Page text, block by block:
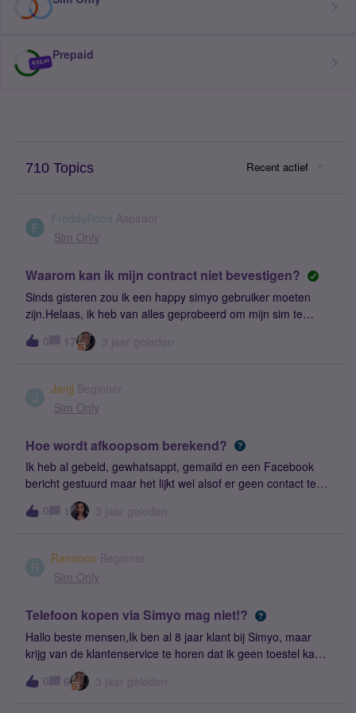
Prepaid
710 Topics Recent actief
F
FreddyRoos Aspirant
Sim Only
Waarom kan ik mijn contract niet bevestigen?
Sinds gisteren zou ik een happy simyo gebruiker moeten
zijn.Helaas, ik heb van alles geprobeerd om mijn sim te
activeren, maar bij het inloggrn blijft het mis gaan bij akkoord
gaan nieuw contract, hoe vaak ik ook op de blauwe knop
0 17 3 jaar geleden
J
Janjj Beginner
Sim Only
Hoe wordt afkoopsom berekend?
Ik heb al gebeld, gewhatsappt, gemaild en een Facebook
bericht gestuurd maar het lijkt wel alsof er geen contact te
krijgen is met jullie klantenservice. Ik wil overstappen naar
een andere provider en heb in dit kader ook al een nieuw
nummerbehoud afgewezen. Ik heb reeds een mail gestuurd
aan jullie klantenservice maar was benieuwd of mij in de
tussentijd kan worden verteld wat de eventuele afkoopsom
0 1 3 jaar geleden
R
Rammon Beginner
Sim Only
Telefoon kopen via Simyo mag niet!?
Hallo beste mensen,Ik ben al 8 jaar klant bij Simyo, maar
krijg van de klantenservice te horen dat ik geen toestel kan
kopen aangezien ik een maandelijks opzegbaar contract
heb. Enige optie is een contract voor 1 of 2 jaar af te sluiten.
0 6 3 jaar geleden